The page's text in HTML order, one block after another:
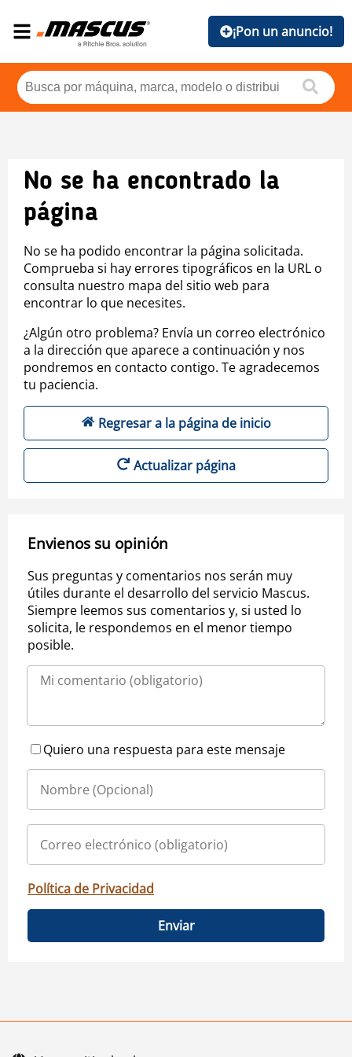
¡Pon un anuncio!
No se ha encontrado la
página
No se ha podido encontrar la página solicitada.
Comprueba si hay errores tipográficos en la URL o
consulta nuestro mapa del sitio web para
encontrar lo que necesites.
¿Algún otro problema? Envía un correo electrónico
a la dirección que aparece a continuación y nos
pondremos en contacto contigo. Te agradecemos
tu paciencia.
Regresar a la página de inicio
Actualizar página
Envienos su opinión
Sus preguntas y comentarios nos serán muy
útiles durante el desarrollo del servicio Mascus.
Siempre leemos sus comentarios y, si usted lo
solicita, le respondemos en el menor tiempo
posible.
Quiero una respuesta para este mensaje
Política de Privacidad
Enviar